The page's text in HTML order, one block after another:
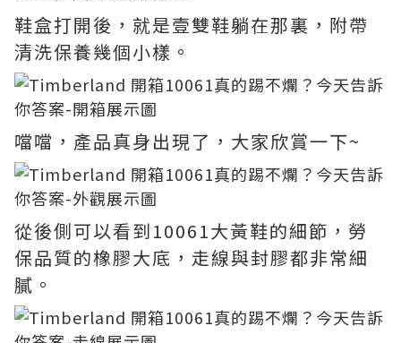
鞋盒打開後，就是壹雙鞋躺在那裏，附帶
清洗保養幾個小樣。
噹噹，產品真身出現了，大家欣賞一下~
從後側可以看到10061大黃鞋的細節，勞
保品質的橡膠大底，走線與封膠都非常細
膩。